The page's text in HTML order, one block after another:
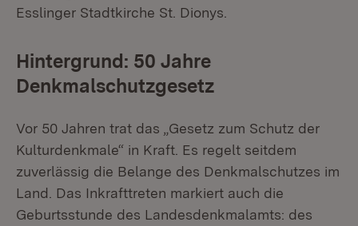
Esslinger Stadtkirche St. Dionys.
Hintergrund: 50 Jahre
Denkmalschutzgesetz
Vor 50 Jahren trat das „Gesetz zum Schutz der
Kulturdenkmale“ in Kraft. Es regelt seitdem
zuverlässig die Belange des Denkmalschutzes im
Land. Das Inkrafttreten markiert auch die
Geburtsstunde des Landesdenkmalamts: des